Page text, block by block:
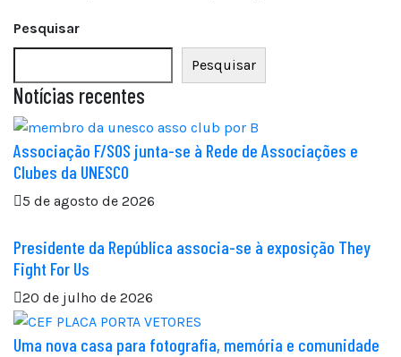
Pesquisar
Pesquisar
Notícias recentes
Associação F/SOS junta-se à Rede de Associações e
Clubes da UNESCO
5 de agosto de 2026
Presidente da República associa-se à exposição They
Fight For Us
20 de julho de 2026
Uma nova casa para fotografia, memória e comunidade